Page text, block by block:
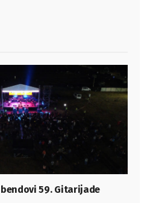
59. Gitarijade